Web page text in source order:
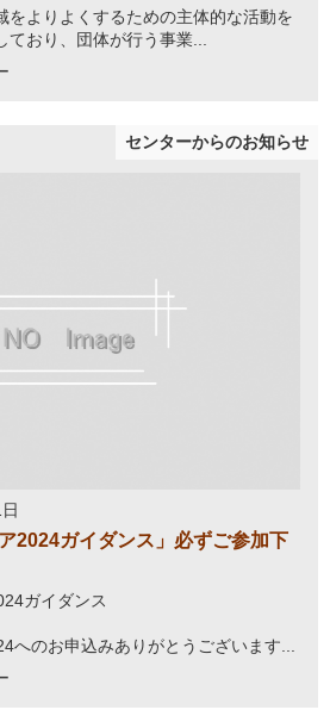
をよりよくするための主体的な活動を
おり、団体が行う事業...
センターからのお知らせ
2024ガイダンス」必ずご参加下
ガイダンス
へのお申込みありがとうございます...